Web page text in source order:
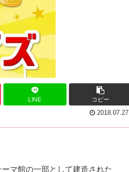
LINE
コピー
2018.07.27
マ館の一部として建造された